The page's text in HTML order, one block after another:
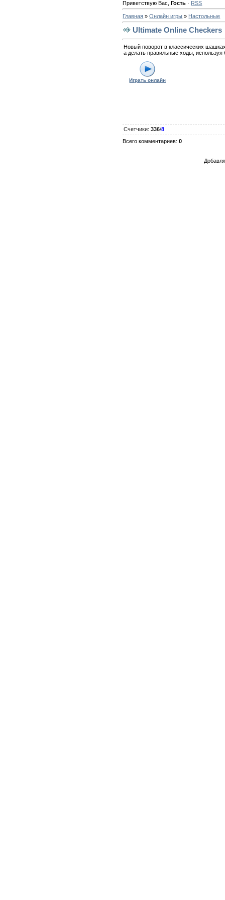
Приветствую Вас ,Гость · RSS
Главная »Онлайн игры » Настольные
Ultimate Online Checkers
Новый поворот в классических
а делать правильные ходы,
Играть онлайн
Счетчики:336/8
Всего комментариев:0